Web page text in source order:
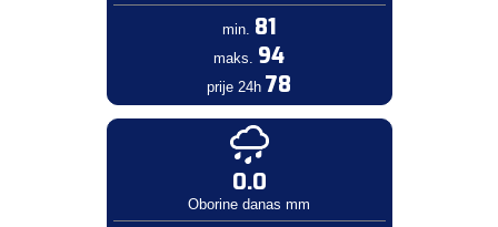
min. 81
maks. 94
prije 24h 78
0.0
Oborine danas mm